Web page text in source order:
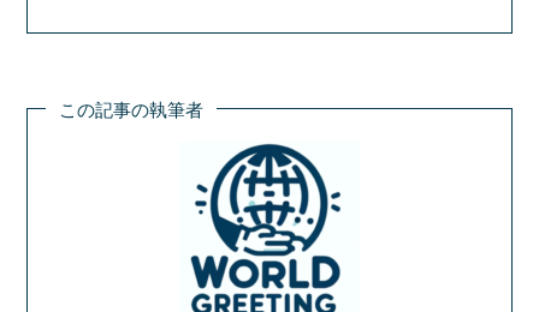
この記事の執筆者